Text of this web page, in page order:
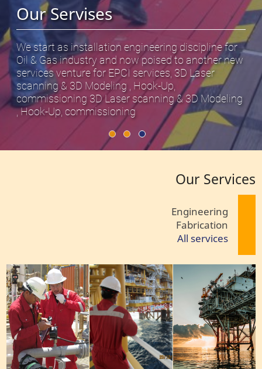
for
new
Modeling
Tools & Equipment
We start as installation engineering
Oil & Gas industry and now poised to
services venture for EPCI services, 3D
scanning & 3D Modeling , Hook-Up,
commissioning
Our Services
Engineering
Fabrication
All services